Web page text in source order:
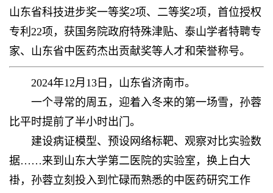
山东省科技进步奖一等奖2项、二等奖2项，首位授权
专利22项，获国务院政府特殊津贴、泰山学者特聘专
家、山东省中医药杰出贡献奖等人才和荣誉称号。
2024年12月13日，山东省济南市。
一个寻常的周五，迎着入冬来的第一场雪，孙蓉
比平时提前了半小时出门。
建设病证模型、预设网络标靶、观察对比实验数
据……来到山东大学第二医院的实验室，换上白大
褂，孙蓉立刻投入到忙碌而熟悉的中医药研究工作